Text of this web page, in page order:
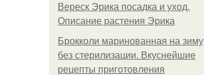
Вереск Эрика посадка и уход.
Описание растения Эрика
Брокколи маринованная на зиму
без стерилизации. Вкуснейшие
рецепты приготовления